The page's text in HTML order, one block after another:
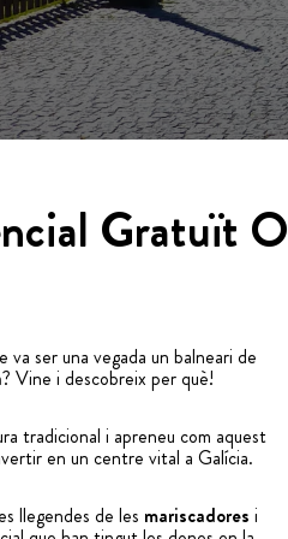
Gratuït O
va ser una vegada un balneari de
? Vine i descobreix per què!
tradicional i apreneu com aquest
en un centre vital a Galícia.
llegendes de les mariscadores i